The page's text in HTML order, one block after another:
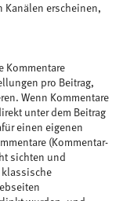
erscheinen,
Kommentare
pro Beitrag,
Wenn Kommentare
unter dem Beitrag
einen eigenen
(Kommentar-
sichten und
klassische